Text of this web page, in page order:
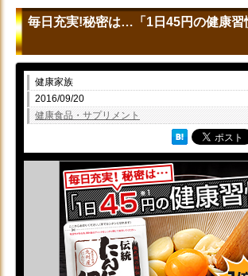
毎日充実!秘密は…「1日45円の健康習
健康家族
2016/09/20
健康食品・サプリメント